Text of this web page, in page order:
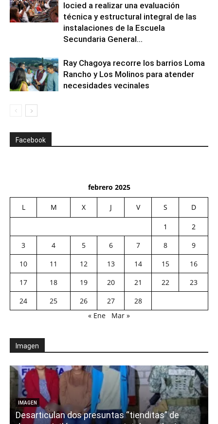
Iocied a realizar una evaluación
técnica y estructural integral de las
instalaciones de la Escuela
Secundaria General...
Ray Chagoya recorre los barrios Loma
Rancho y Los Molinos para atender
necesidades vecinales
Facebook
febrero 2025
L M X J V S D
1
2
3
4 5 6 7 8
9
10
11 12 13 14 15
16
17
18 19 20 21 22
23
24
25 26 27
28
« Ene
Mar »
Imagen
IMAGEN
Desarticulan dos presuntas “tienditas” de